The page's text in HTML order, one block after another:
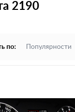
2190
по: Популярности